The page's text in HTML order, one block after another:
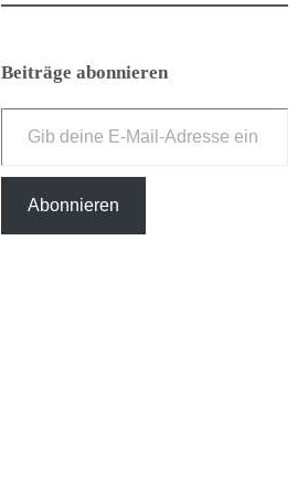
Beiträge abonnieren
Gib deine E-Mail-Adresse ein ...
Abonnieren